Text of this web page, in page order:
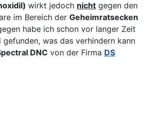
wirkt jedoch nicht gegen den
im Bereich der Geheimratsecken
habe ich schon vor langer Zeit
was das verhindern kann
DNC von der Firma DS